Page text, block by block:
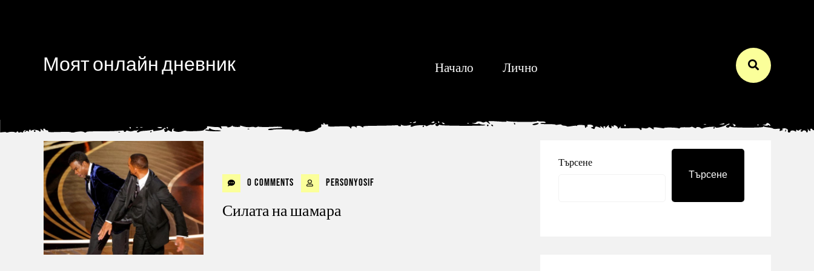
Моят онлайн дневник Начало Лично
0 Comments personyosif
Силата на шамара
Търсене
Търсене